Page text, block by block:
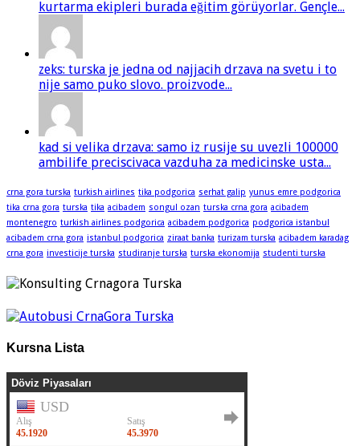
kurtarma ekipleri burada eğitim görüyorlar. Gençle...
zeks: turska je jedna od najjacih drzava na svetu i to
nije samo puko slovo. proizvode...
kad si velika drzava: samo iz rusije su uvezli 100000
ambilife preciscivaca vazduha za medicinske usta...
crna gora turska turkish airlines tika podgorica serhat galip yunus emre podgorica
tika crna gora turska tika acibadem songul ozan turska crna gora acibadem
montenegro turkish airlines podgorica acibadem podgorica podgorica istanbul
acibadem crna gora istanbul podgorica ziraat banka turizam turska acibadem karadag
crna gora investicije turska studiranje turska turska ekonomija studenti turska
Kursna Lista